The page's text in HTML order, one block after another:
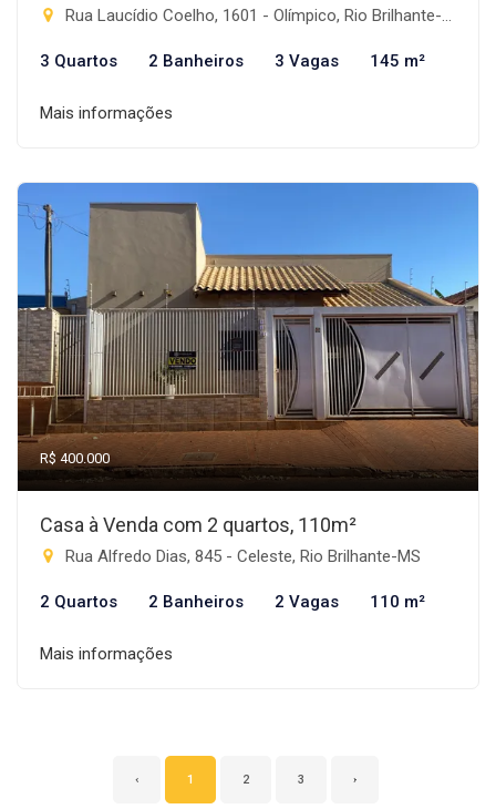
Rua Laucídio Coelho, 1601 - Olímpico, Rio Brilhante-MS
3 Quartos 2 Banheiros 3 Vagas 145 m²
Mais informações
R$ 400.000
Casa à Venda com 2 quartos, 110m²
Rua Alfredo Dias, 845 - Celeste, Rio Brilhante-MS
2 Quartos 2 Banheiros 2 Vagas 110 m²
Mais informações
‹ 1 2 3 ›